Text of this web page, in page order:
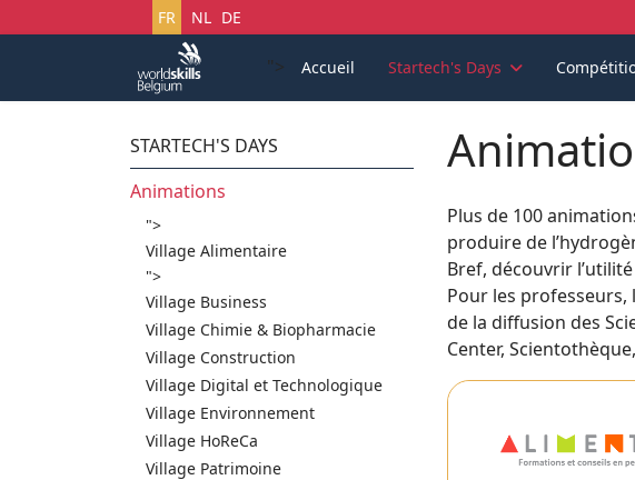
Sélectionnez votre langue
FR NL DE
"> Accueil Startech's Days
STARTECH'S DAYS
Animations
">
Village Alimentaire
">
Village Business
Village Chimie & Biopharmacie
Village Construction
Village Digital et Technologique
Village Environnement
Village HoReCa
Village Patrimoine
Plus de 100
produire de
Bref, découvrir
Pour les
de la diffusion des
Center,